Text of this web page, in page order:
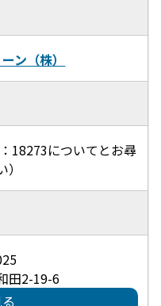
ン（株）
18273についてとお尋
田2-19-6